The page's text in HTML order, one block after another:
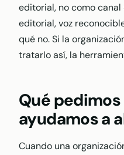
editorial, no como
editorial, voz
qué no. Si la
tratarlo así, la
Qué
ayudamos a
Cuando una